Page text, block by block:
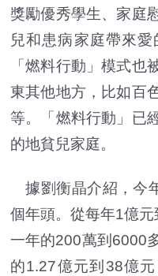
獎勵優秀學生、家庭
兒和患病家庭帶來
「燃料行動」模式也
東其他地方，比如百
等。「燃料行動」已
的地貧兒家庭。
據劉衡晶介紹，今
個年頭。從每年1億
一年的200萬到6000
的1.27億元到38億